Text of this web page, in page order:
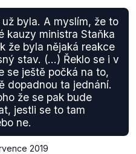
už byla. A myslím, že to
kauzy ministra Staňka
že byla nějaká reakce
stav. (...) Řeklo se i v
se ještě počká na to,
dopadnou ta jednání.
že se pak bude
jestli se to tam
ne.
2019